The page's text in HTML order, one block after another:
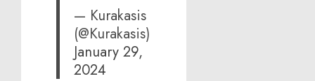
— Kurakasis
(@Kurakasis)
January 29,
2024